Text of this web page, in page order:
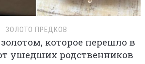
ЗОЛОТО ПРЕДКОВ
которое перешло в
ушедших родственников